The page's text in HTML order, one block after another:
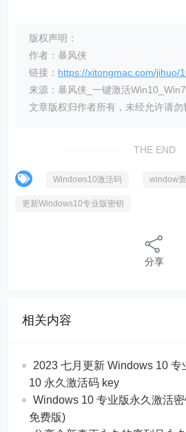
版权声明：
作者：暴风侠
链接： https://xitongmac.com/jihuo/
来源：暴风侠_一键激活
文章版权归作者所有，未经允许请勿
THE END
Windows10激活码 window
更新Windows10专业版密钥
分享
相关内容
2023 七月更新 Windows 10
10 永久激活码 key
Windows 10 专业版永久激活
免费版)